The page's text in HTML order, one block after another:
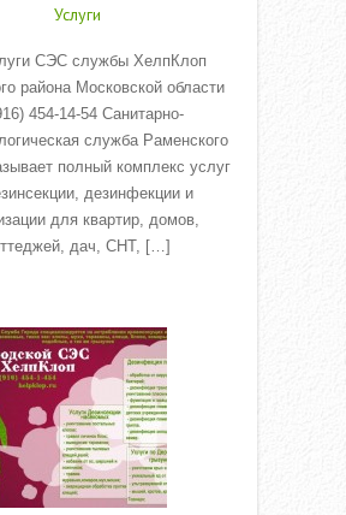
Услуги
СЭС службы ХелпКлоп
района Московской области
454-14-54 Санитарно-
служба Раменского
полный комплекс услуг
дезинфекции и
для квартир, домов,
дач, СНТ, […]